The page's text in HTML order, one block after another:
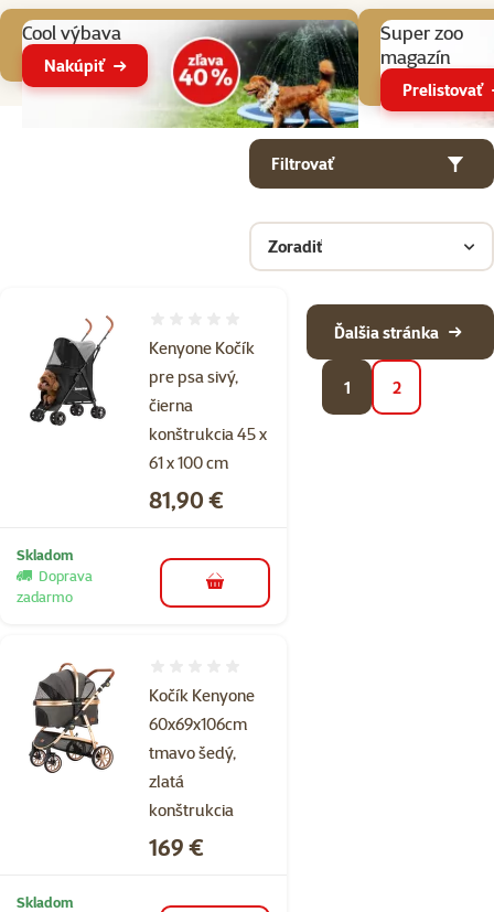
Cool výbava
Nakúpiť
Super zoo
magazín
Prelistovať
Filtrovať
Zoradiť
Produkty v kategorii Kočíky pre psov
Kenyone Kočík
pre psa sivý,
čierna
konštrukcia 45 x
61 x 100 cm
Cena
81,90 €
Skladom
Doprava
zadarmo
do košíka
Kočík Kenyone
60x69x106cm
tmavo šedý,
zlatá
konštrukcia
Cena
169 €
Skladom
1 2
Ďalšia stránka